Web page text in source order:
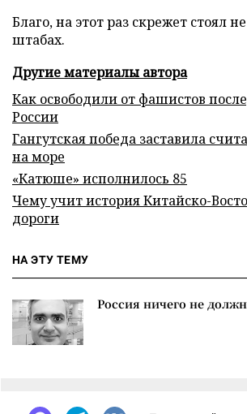
Благо, на этот раз скрежет стоял
штабах.
Другие материалы автора
Как освободили от фашистов
России
Гангутская победа заставила
на море
«Катюше» исполнилось 85
Чему учит история Китайско-
дороги
НА ЭТУ ТЕМУ
Россия ничего не